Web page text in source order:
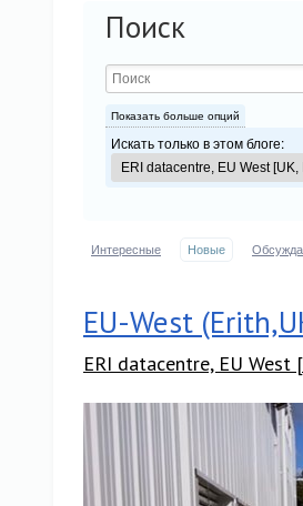
Поиск
Показать больше опций
Искать только в этом блоге:
Интересные Новые
EU-West
ERI datacentre, EU West